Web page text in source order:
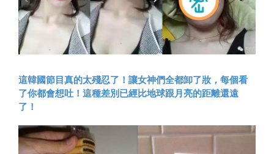
這韓國節目真的太殘忍了！讓女神們全都卸了妝，每個看
了你都會想吐！這種差別已經比地球跟月亮的距離還遠
了！